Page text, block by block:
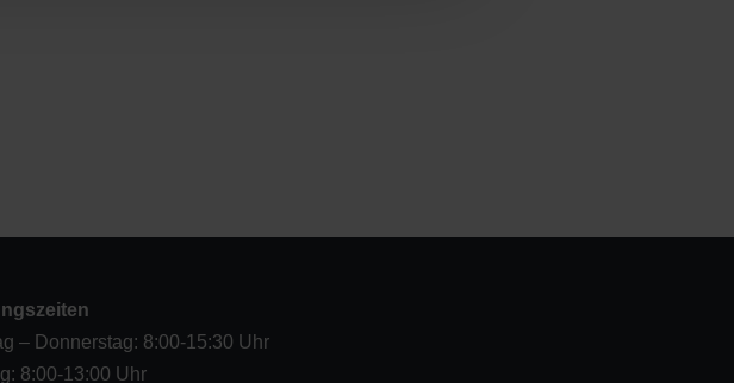
– Donnerstag: 8:00-15:30 Uhr
8:00-13:00 Uhr